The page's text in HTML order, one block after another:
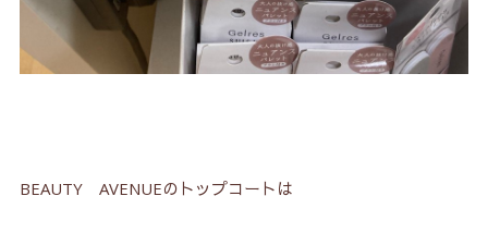
BEAUTY AVENUEのトップコートは